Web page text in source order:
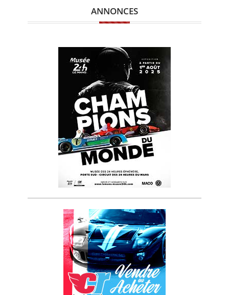
ANNONCES